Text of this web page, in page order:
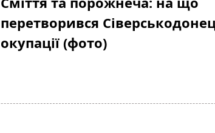
перетворився
окупації (фото)